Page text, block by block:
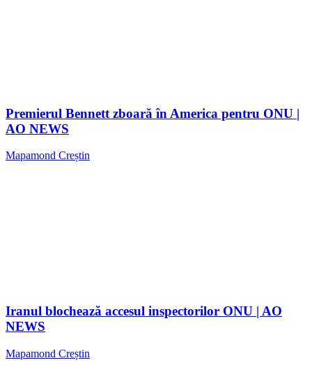
Premierul Bennett zboară în America pentru ONU |
AO NEWS
Mapamond Creștin
Iranul blochează accesul inspectorilor ONU | AO
NEWS
Mapamond Creștin